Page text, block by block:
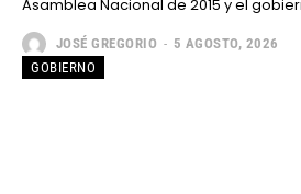
Asamblea Nacional de 2015 y el
JOSÉ GREGORIO - 5 AGOSTO, 2026
GOBIERNO